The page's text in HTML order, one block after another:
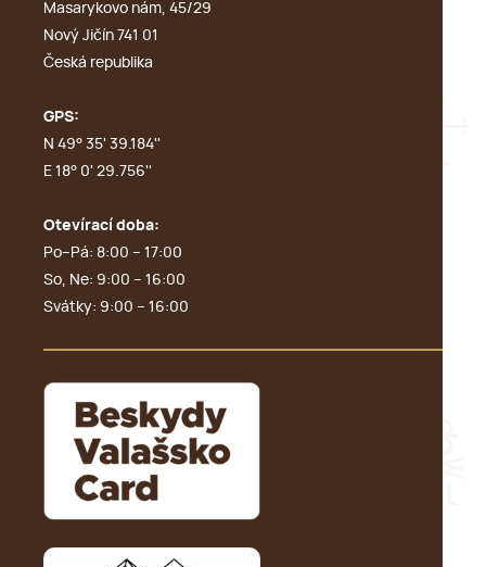
Masarykovo nám, 45/29
Nový Jičín 741 01
Česká republika
GPS:
N 49° 35' 39.184''
E 18° 0' 29.756''
Otevírací doba:
Po–Pá: 8:00 – 17:00
So, Ne: 9:00 – 16:00
Svátky: 9:00 – 16:00